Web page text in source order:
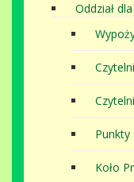
Oddział
Punkty
Koło